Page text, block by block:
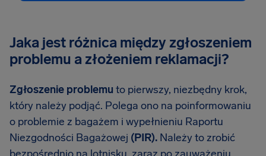
Jaka jest różnica między zgłoszeniem
problemu a złożeniem reklamacji?
Zgłoszenie problemu to pierwszy, niezbędny krok,
który należy podjąć. Polega ono na poinformowaniu
o problemie z bagażem i wypełnieniu Raportu
Niezgodności Bagażowej (PIR). Należy to zrobić